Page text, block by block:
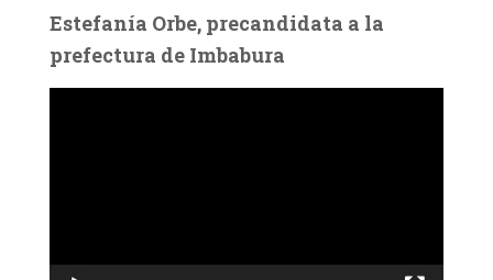
Estefanía Orbe, precandidata a la
prefectura de Imbabura
c